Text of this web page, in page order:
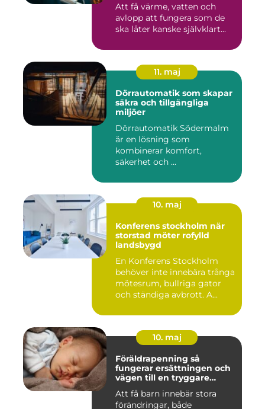
Att få värme, vatten och
avlopp att fungera som de
ska låter kanske självklart...
11. maj
Dörrautomatik som skapar
säkra och tillgängliga
miljöer
Dörrautomatik Södermalm
är en lösning som
kombinerar komfort,
säkerhet och ...
10. maj
Konferens stockholm när
storstad möter rofylld
landsbygd
En Konferens Stockholm
behöver inte innebära trånga
mötesrum, bullriga gator
och ständiga avbrott. A...
10. maj
Föräldrapenning så
fungerar ersättningen och
vägen till en tryggare
Att få barn innebär stora
förändringar, både